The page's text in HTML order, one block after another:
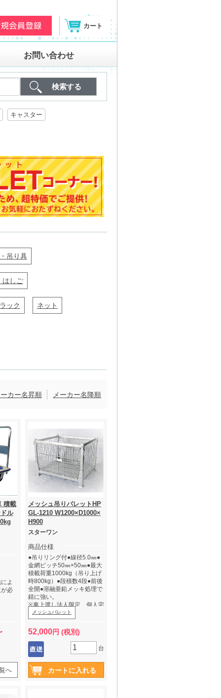
カート
お問い合わせ
キャスター
吊り具
はしご
ック ネット
ーカー名昇順 メーカー名降順
積載
ル
よ
必
へ
メッシュ吊りパレットHP
GL-1210 W1200×D1000×
H900
スターワン
商品仕様
●吊りリング付●線径5.0㎜●
金網ピッチ50㎜×50㎜●最大
積載荷重1000kg（吊り上げ
時800kg）●段積数4段●前後
全開●溶融亜鉛メッキ処理で
錆に強い。
※車上渡し法人限定、個人宅
配送不可（個人で購入希望
の場合は運送会社引取りと
なります。）
メッシュパレット
52,000円 (税別)
台